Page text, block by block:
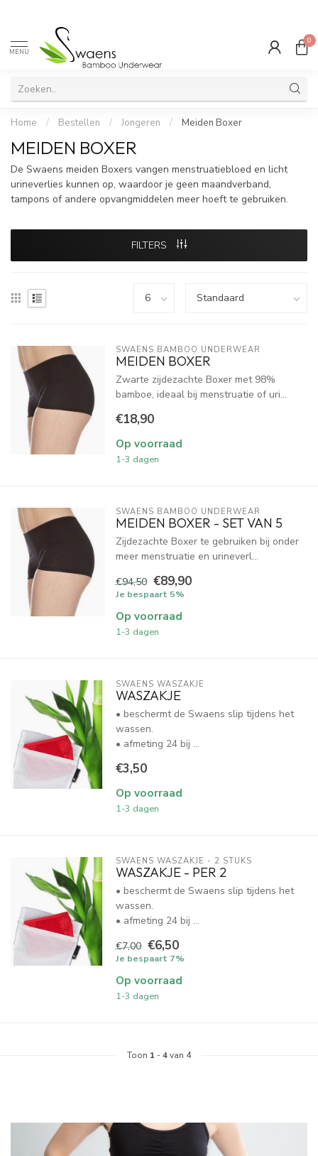
MENU
0
Home / Bestellen / Jongeren / Meiden Boxer
MEIDEN BOXER
De Swaens meiden Boxers vangen menstruatiebloed en licht
urineverlies kunnen op, waardoor je geen maandverband,
tampons of andere opvangmiddelen meer hoeft te gebruiken.
FILTERS
SWAENS BAMBOO UNDERWEAR
MEIDEN BOXER
Zwarte zijdezachte Boxer met 98%
bamboe, ideaal bij menstruatie of uri...
€18,90
Op voorraad
1-3 dagen
SWAENS BAMBOO UNDERWEAR
MEIDEN BOXER - SET VAN 5
Zijdezachte Boxer te gebruiken bij onder
meer menstruatie en urineverl...
€94,50 €89,90
Je bespaart 5%
Op voorraad
1-3 dagen
SWAENS WASZAKJE
WASZAKJE
• beschermt de Swaens slip tijdens het
wassen.
• afmeting 24 bij ...
€3,50
Op voorraad
1-3 dagen
SWAENS WASZAKJE - 2 STUKS
WASZAKJE - PER 2
• beschermt de Swaens slip tijdens het
wassen.
• afmeting 24 bij ...
€7,00 €6,50
Je bespaart 7%
Op voorraad
1-3 dagen
Toon 1 -4van 4